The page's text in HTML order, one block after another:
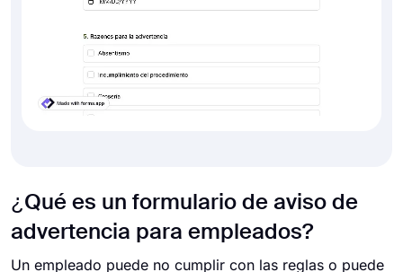
¿Qué es un formulario de aviso de
advertencia para empleados?
Un empleado puede no cumplir con las reglas o puede